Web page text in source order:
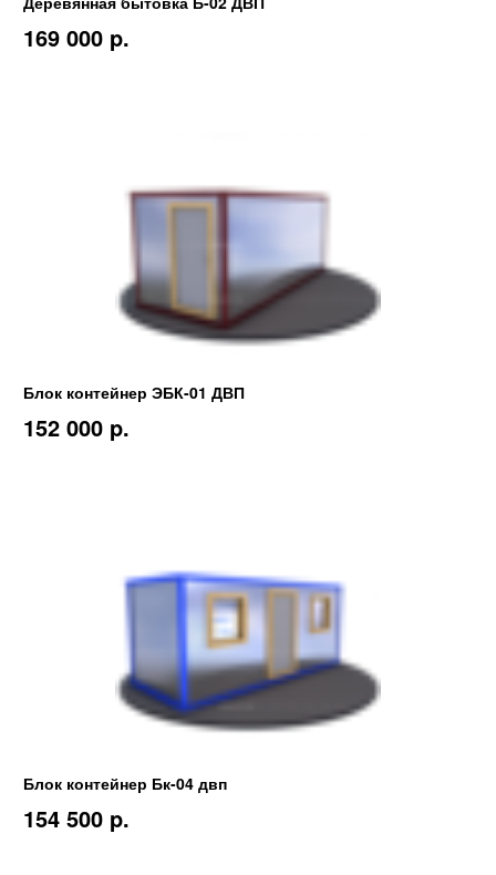
169 000 p.
Блок контейнер ЭБК-01 ДВП
152 000 p.
Блок контейнер Бк-04 двп
154 500 p.